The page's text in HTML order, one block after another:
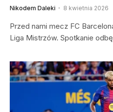
Nikodem Daleki 8 kwietnia 2026
Przed nami mecz FC
Liga Mistrzów. Spotkanie